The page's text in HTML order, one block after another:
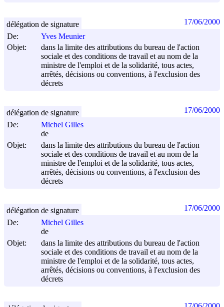
De:
Yves Meunier
Objet:
dans la limite des attributions du bureau de l'action
sociale et des conditions de travail et au nom de la
ministre de l'emploi et de la solidarité, tous actes,
arrêtés, décisions ou conventions, à l'exclusion des
décrets
délégation de signature 17/06/2000
De:
Michel Gilles
de
Objet:
dans la limite des attributions du bureau de l'action
sociale et des conditions de travail et au nom de la
ministre de l'emploi et de la solidarité, tous actes,
arrêtés, décisions ou conventions, à l'exclusion des
décrets
délégation de signature 17/06/2000
De:
Michel Gilles
de
Objet:
dans la limite des attributions du bureau de l'action
sociale et des conditions de travail et au nom de la
ministre de l'emploi et de la solidarité, tous actes,
arrêtés, décisions ou conventions, à l'exclusion des
décrets
délégation de signature 17/06/2000